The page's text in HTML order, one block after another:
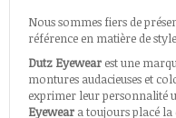
Nous sommes fiers de
référence en matière de
Dutz Eyewear est une
montures audacieuses et
exprimer leur personnalité
Eyewear a toujours placé